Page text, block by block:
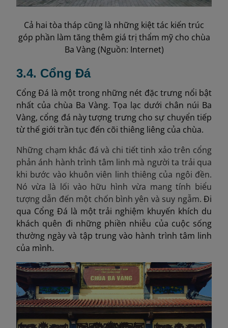
Cả hai tòa tháp cũng là những kiệt tác kiến trúc
góp phần làm tăng thêm giá trị thẩm mỹ cho chùa
Ba Vàng (Nguồn: Internet)
3.4. Cổng Đá
Cổng Đá là một trong những nét đặc trưng nổi bật
nhất của chùa Ba Vàng. Tọa lạc dưới chân núi Ba
Vàng, cổng đá này tượng trưng cho sự chuyển tiếp
từ thế giới trần tục đến cõi thiêng liêng của chùa.
Những chạm khắc đá và chi tiết tinh xảo trên cổng
phản ánh hành trình tâm linh mà người ta trải qua
khi bước vào khuôn viên linh thiêng của ngôi đền.
Nó vừa là lối vào hữu hình vừa mang tính biểu
tượng dẫn đến một chốn bình yên và suy ngẫm. Đi
qua Cổng Đá là một trải nghiệm khuyến khích du
khách quên đi những phiền nhiễu của cuộc sống
thường ngày và tập trung vào hành trình tâm linh
của mình.